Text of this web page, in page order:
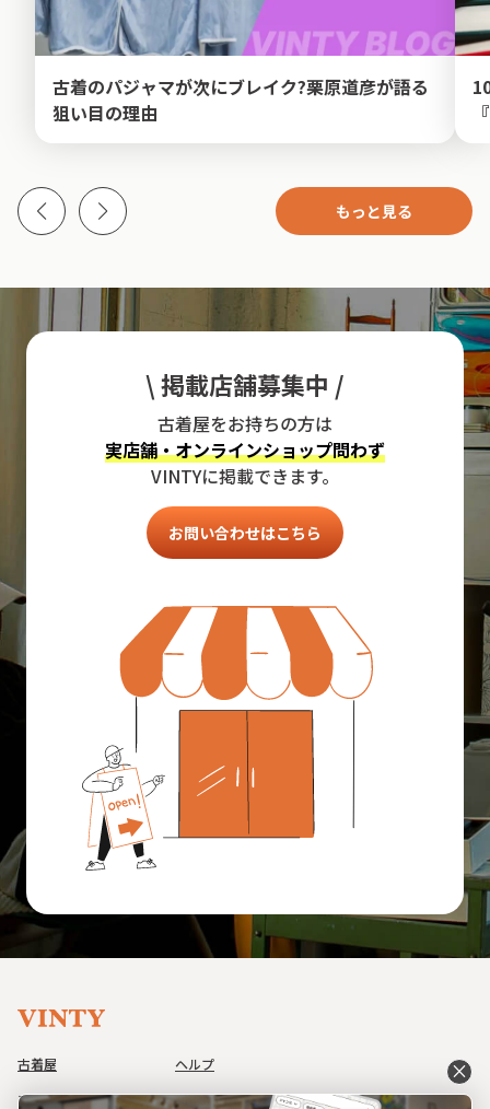
古着のパジャマが次にブレイク?栗原道彦が語る
狙い目の理由
もっと見る
\ 掲載店舗募集中 /
古着屋をお持ちの方は
実店舗・オンラインショップ問わず
VINTYに掲載できます。
お問い合わせはこちら
close
古着屋
アイテム
ヘルプ
利用規約